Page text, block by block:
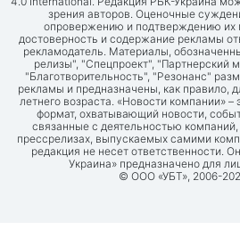
зрения авторов. Оценочные
опровержению и подтверждению их
достоверность и содержание рекламы
рекламодатель. Материалы,
релизы", "Спецпроект", "Партнерский
"Благотворительность", "Резонанс"
рекламы и предназначены, как правило,
летнего возраста. «Новости компании»
формат, охватывающий новости,
связанные с деятельностью
прессрелизах, выпускаемых самими
редакция не несет ответственности.
Украина» предназначено для
© ООО «УБТ», 2006-